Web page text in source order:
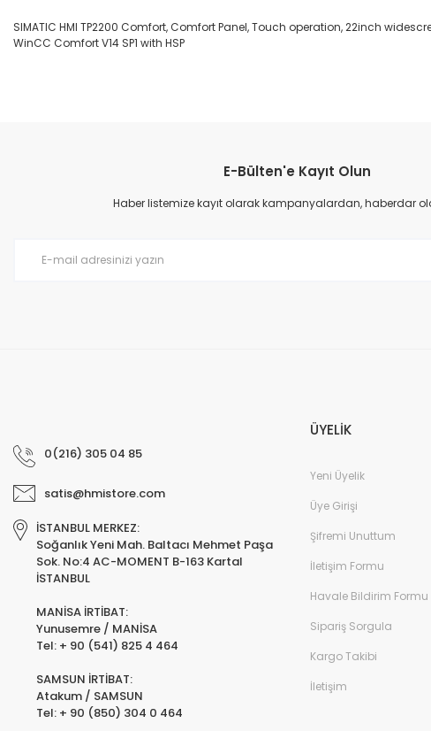
SIMATIC HMI TP2200 Comfort, Comfort Panel, Touch operation, 22inch
WinCC Comfort V14 SP1 with HSP
Ürün resmi kalitesiz, bozuk veya görüntülenemiyor.
Ürün açıklamasında eksik bilgiler bulunuyor.
E-Bülten'e Kayıt Olun
Haber listemize kayıt olarak kampanyalardan, haberdar
0(216) 305 04 85
satis@hmistore.com
İSTANBUL MERKEZ:
Soğanlık Yeni Mah. Baltacı Mehmet Paşa
Sok. No:4 AC-MOMENT B-163 Kartal
İSTANBUL
MANİSA İRTİBAT:
Yunusemre / MANİSA
Tel: + 90 (541) 825 4 464
SAMSUN İRTİBAT:
Atakum / SAMSUN
Tel: + 90 (850) 304 0 464
ÜYELİK
Yeni Üyelik
Üye Girişi
Şifremi Unuttum
İletişim Formu
Havale Bildirim Formu
Sipariş Sorgula
Kargo Takibi
İletişim